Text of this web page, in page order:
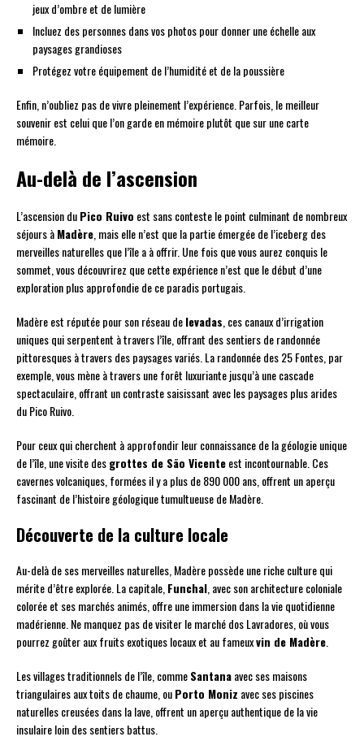
jeux d’ombre et de lumière
Incluez des personnes dans vos photos pour donner une échelle aux
paysages grandioses
Protégez votre équipement de l’humidité et de la poussière
Enfin, n’oubliez pas de vivre pleinement l’expérience. Parfois, le meilleur
souvenir est celui que l’on garde en mémoire plutôt que sur une carte
mémoire.
Au-delà de l’ascension
L’ascension duPico Ruivo est sans conteste le point culminant de nombreux
séjours àMadère, mais elle n’est que la partie émergée de l’iceberg des
merveilles naturelles que l’île a à offrir. Une fois que vous aurez conquis le
sommet, vous découvrirez que cette expérience n’est que le début d’une
exploration plus approfondie de ce paradis portugais.
Madère est réputée pour son réseau delevadas, ces canaux d’irrigation
uniques qui serpentent à travers l’île, offrant des sentiers de randonnée
pittoresques à travers des paysages variés. La randonnée des 25 Fontes, par
exemple, vous mène à travers une forêt luxuriante jusqu’à une cascade
spectaculaire, offrant un contraste saisissant avec les paysages plus arides
du Pico Ruivo.
Pour ceux qui cherchent à approfondir leur connaissance de la géologie unique
de l’île, une visite desgrottes de São Vicenteest incontournable. Ces
cavernes volcaniques, formées il y a plus de 890 000 ans, offrent un aperçu
fascinant de l’histoire géologique tumultueuse de Madère.
Découverte de la culture locale
Au-delà de ses merveilles naturelles, Madère possède une riche culture qui
mérite d’être explorée. La capitale,Funchal, avec son architecture coloniale
colorée et ses marchés animés, offre une immersion dans la vie quotidienne
madérienne. Ne manquez pas de visiter le marché dos Lavradores, où vous
pourrez goûter aux fruits exotiques locaux et au fameuxvin de Madère.
Les villages traditionnels de l’île, commeSantanaavec ses maisons
triangulaires aux toits de chaume, ouPorto Moniz avec ses piscines
naturelles creusées dans la lave, offrent un aperçu authentique de la vie
insulaire loin des sentiers battus.